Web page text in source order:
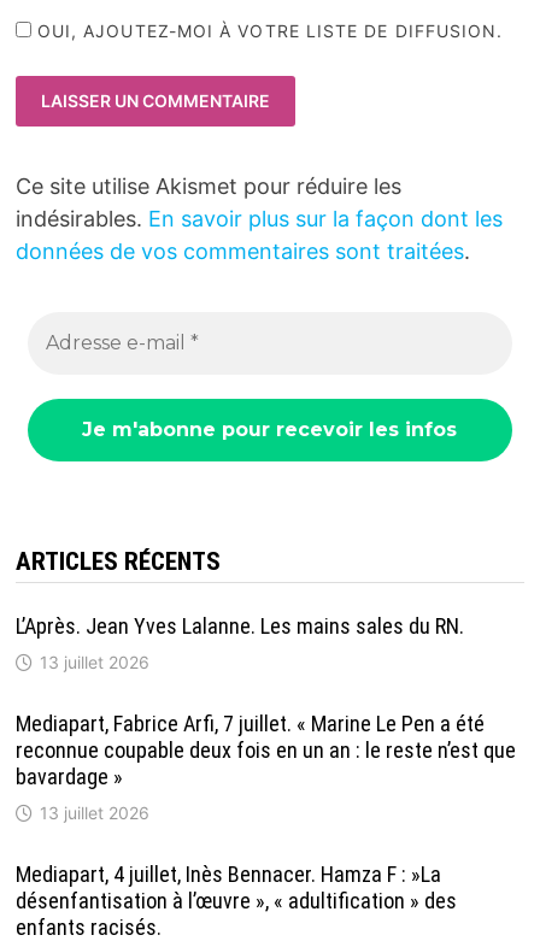
OUI, AJOUTEZ-MOI À VOTRE LISTE DE DIFFUSION.
Ce site utilise Akismet pour réduire les
indésirables. En savoir plus sur la façon dont les
données de vos commentaires sont traitées.
ARTICLES RÉCENTS
L’Après. Jean Yves Lalanne. Les mains sales du RN.
13 juillet 2026
Mediapart, Fabrice Arfi, 7 juillet. « Marine Le Pen a été
reconnue coupable deux fois en un an : le reste n’est que
bavardage »
13 juillet 2026
Mediapart, 4 juillet, Inès Bennacer. Hamza F : »La
désenfantisation à l’œuvre », « adultification » des
enfants racisés.